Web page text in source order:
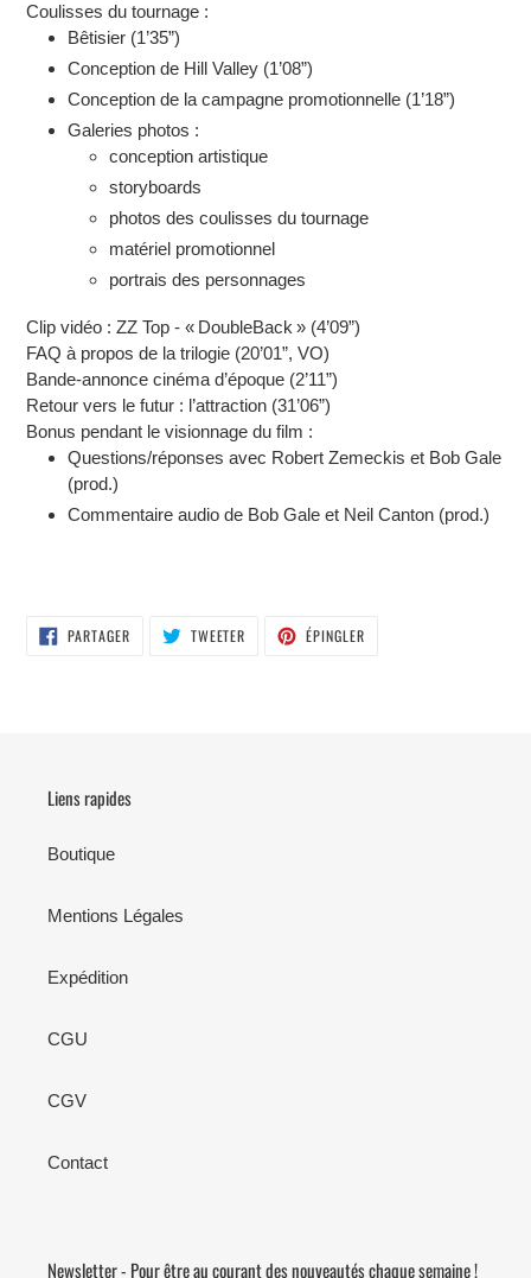
Coulisses du tournage :
Bêtisier (1’35”)
Conception de Hill Valley (1’08”)
Conception de la campagne promotionnelle (1’18”)
Galeries photos :
conception artistique
storyboards
photos des coulisses du tournage
matériel promotionnel
portrais des personnages
Clip vidéo : ZZ Top - « DoubleBack » (4’09”)
FAQ à propos de la trilogie (20’01”, VO)
Bande-annonce cinéma d’époque (2’11”)
Retour vers le futur : l’attraction (31’06”)
Bonus pendant le visionnage du film :
Questions/réponses avec Robert Zemeckis et Bob Gale
(prod.)
Commentaire audio de Bob Gale et Neil Canton (prod.)
PARTAGERPARTAGER
SUR
TWEETER TWEETER ÉPINGLER
Liens rapides
Boutique
Mentions Légales
Expédition
CGU
CGV
Contact
Newsletter - Pour être au courant des nouveautés chaque semaine !